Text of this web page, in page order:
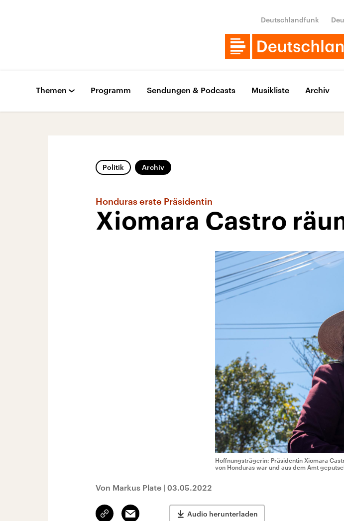
Deutschlandfunk
Themen Programm Sendungen & Podcasts Musikliste Archiv
Politik Archiv
Honduras erste Präsidentin
Xiomara Castro
Hoffnungsträgerin: Präsidentin Xiomara
von Honduras war und aus dem Amt
Von Markus Plate | 03.05.2022
Link
kopieren/teilen
Email Audio herunterladen